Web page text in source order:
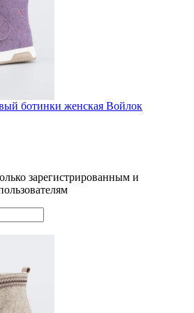
ботинки женская Войлок
зарегистрированным и